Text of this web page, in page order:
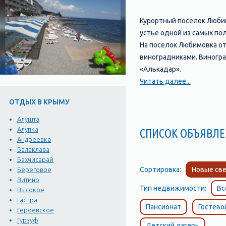
ОТДЫХ В КРЫМУ
Алушта
Алупка
Андреевка
Балаклава
Бахчисарай
Береговое
Витино
Высокое
Гаспра
Героевское
Гурзуф
Курортный посёлок
устье одной из самых
На поселок Любимовка
виноградниками.
«Алькадар».
Поселок Любимовка,
Когда говорят об
и множеством
множество пляжных
Здесь можно поиграть
отведать свежую
мускаты.
Читать далее...
СПИСОК
Сортировка: Новые
Тип недвижимости:
Пансионат